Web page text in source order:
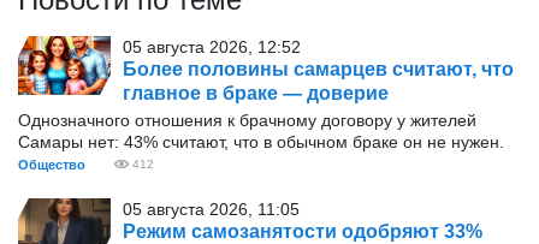
05 августа 2026, 12:52
Более половины самарцев считают, что
главное в браке — доверие
Однозначного отношения к брачному договору у жителей
Самары нет: 43% считают, что в обычном браке он не нужен.
Общество 412
05 августа 2026, 11:05
Режим самозанятости одобряют 33%